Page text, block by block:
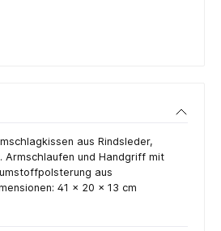
aus Rindsleder,
Armschlaufen und Handgriff mit
aus
41 × 20 × 13 cm